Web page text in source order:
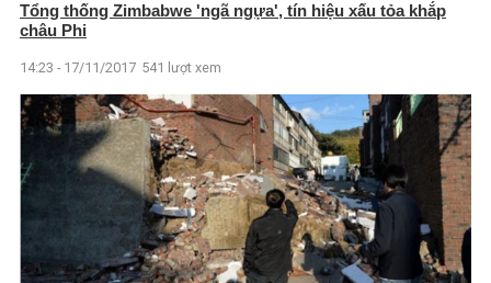
Tổng thống Zimbabwe 'ngã ngựa', tín hiệu xấu tỏa khắp
châu Phi
14:23 - 17/11/2017 541 lượt xem